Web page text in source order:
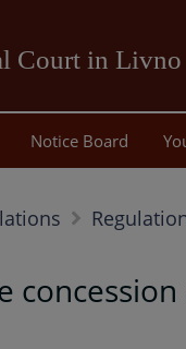
Court in Livno
Notice Board